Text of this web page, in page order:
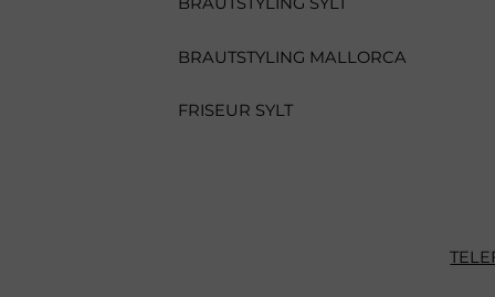
BRAUTSTYLING MALLORCA
FRISEUR SYLT